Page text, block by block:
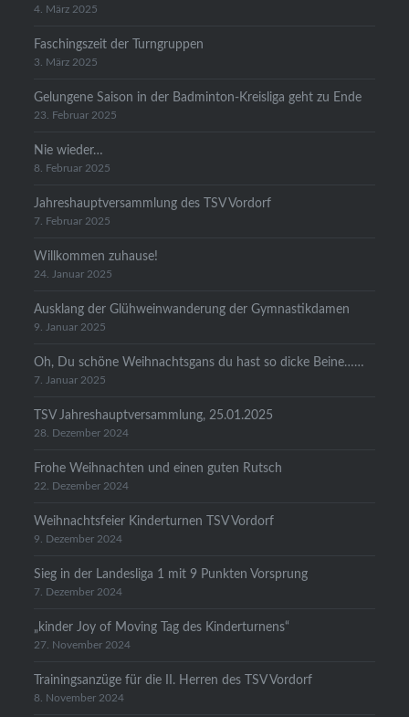
4. März 2025
Faschingszeit der Turngruppen
3. März 2025
Gelungene Saison in der Badminton-Kreisliga geht zu Ende
23. Februar 2025
Nie wieder…
8. Februar 2025
Jahreshauptversammlung des TSV Vordorf
7. Februar 2025
Willkommen zuhause!
24. Januar 2025
Ausklang der Glühweinwanderung der Gymnastikdamen
9. Januar 2025
Oh, Du schöne Weihnachtsgans du hast so dicke Beine……
7. Januar 2025
TSV Jahreshauptversammlung, 25.01.2025
28. Dezember 2024
Frohe Weihnachten und einen guten Rutsch
22. Dezember 2024
Weihnachtsfeier Kinderturnen TSV Vordorf
9. Dezember 2024
Sieg in der Landesliga 1 mit 9 Punkten Vorsprung
7. Dezember 2024
„kinder Joy of Moving Tag des Kinderturnens“
27. November 2024
Trainingsanzüge für die II. Herren des TSV Vordorf
8. November 2024